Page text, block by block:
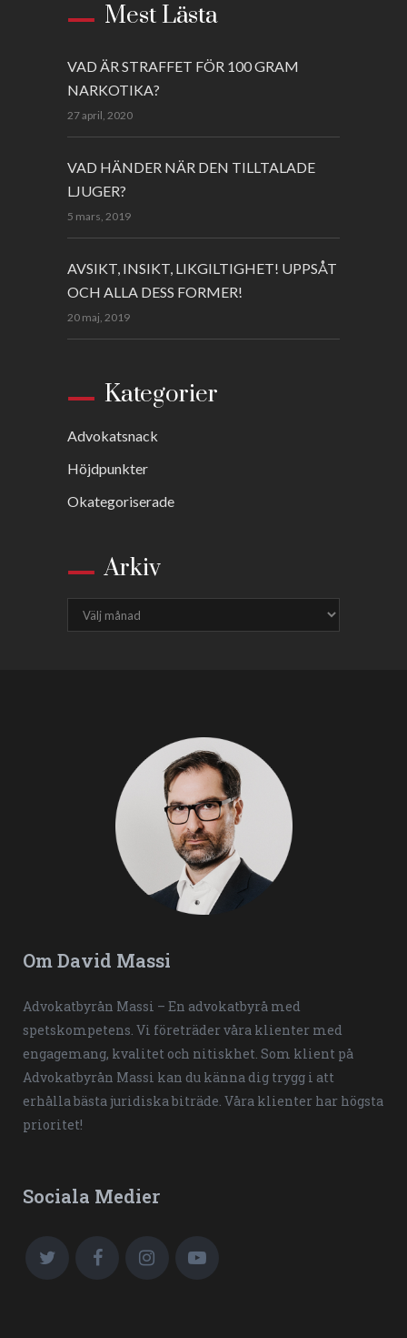
Mest Lästa
VAD ÄR STRAFFET FÖR 100 GRAM
NARKOTIKA?
27 april, 2020
VAD HÄNDER NÄR DEN TILLTALADE
LJUGER?
5 mars, 2019
AVSIKT, INSIKT, LIKGILTIGHET! UPPSÅT
OCH ALLA DESS FORMER!
20 maj, 2019
Kategorier
Advokatsnack
Höjdpunkter
Okategoriserade
Arkiv
Om David Massi
Advokatbyrån Massi – En advokatbyrå med
spetskompetens. Vi företräder våra klienter med
engagemang, kvalitet och nitiskhet. Som klient på
Advokatbyrån Massi kan du känna dig trygg i att
erhålla bästa juridiska biträde. Våra klienter har högsta
prioritet!
Sociala Medier